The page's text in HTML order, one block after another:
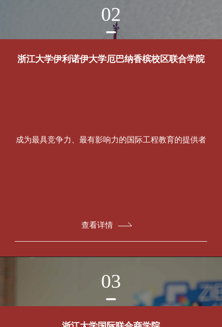
02
浙江大学伊利诺伊大学厄巴纳香槟校区联合学院
成为最具竞争力、最有影响力的国际工程教育的提供者
查看详情
03